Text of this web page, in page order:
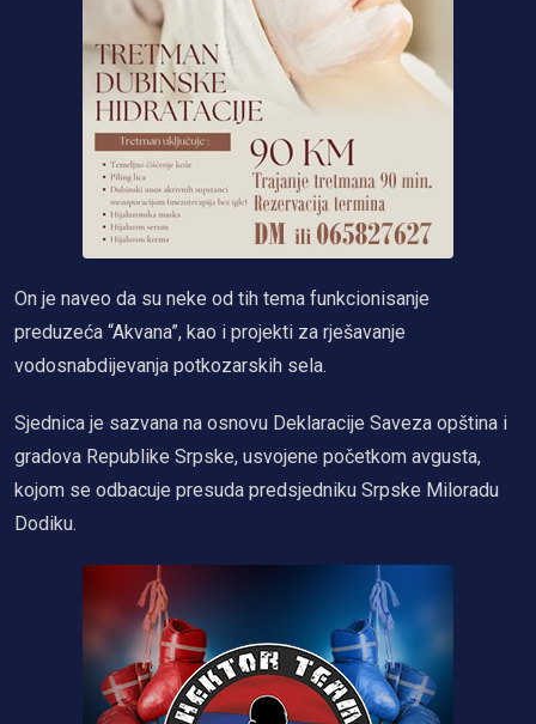
On je naveo da su neke od tih tema funkcionisanje
preduzeća “Akvana”, kao i projekti za rješavanje
vodosnabdijevanja potkozarskih sela.
Sjednica je sazvana na osnovu Deklaracije Saveza opština i
gradova Republike Srpske, usvojene početkom avgusta,
kojom se odbacuje presuda predsjedniku Srpske Miloradu
Dodiku.